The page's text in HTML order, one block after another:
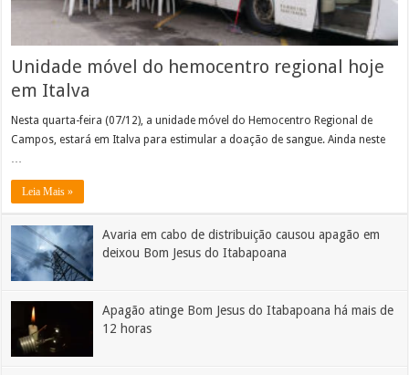
Unidade móvel do hemocentro regional hoje
em Italva
Nesta quarta-feira (07/12), a unidade móvel do Hemocentro Regional de
Campos, estará em Italva para estimular a doação de sangue. Ainda neste
Leia Mais »
Avaria em cabo de distribuição causou apagão em
deixou Bom Jesus do Itabapoana
Apagão atinge Bom Jesus do Itabapoana há mais de
12 horas